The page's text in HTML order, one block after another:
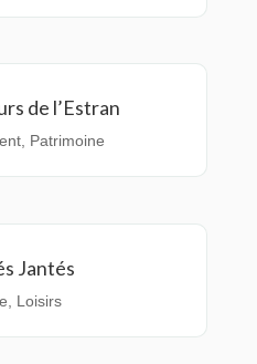
de l’Estran
, Patrimoine
Jantés
Loisirs